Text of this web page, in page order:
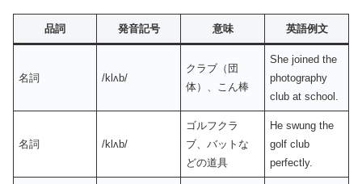
品詞 発音記号 意味 英語例文
名詞 /klʌb/
クラブ（団
体）、こん棒
She joined the
photography
club at school.
名詞 /klʌb/
ゴルフクラ
ブ、バットな
どの道具
He swung the
golf club
perfectly.